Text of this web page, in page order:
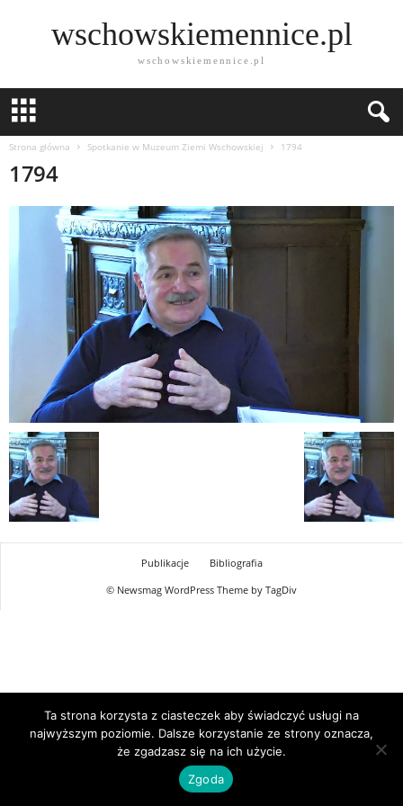
wschowskiemennice.pl
wschowskiemennice.pl
Strona główna Spotkanie w Muzeum Ziemi Wschowskiej 1794
1794
Publikacje
Bibliografia
© Newsmag WordPress Theme by TagDiv
Ta strona korzysta z ciasteczek aby świadczyć usługi na
najwyższym poziomie. Dalsze korzystanie ze strony oznacza,
że zgadzasz się na ich użycie.
Zgoda